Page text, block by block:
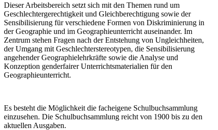
Dieser Arbeitsbereich setzt sich mit den Themen rund um
Geschlechtergerechtigkeit und Gleichberechtigung sowie der
Sensibilisierung für verschiedene Formen von Diskriminierung in
der Geographie und im Geographieunterricht auseinander. Im
Zentrum stehen Fragen nach der Entstehung von Ungleichheiten,
der Umgang mit Geschlechterstereotypen, die Sensibilisierung
angehender Geographielehrkräfte sowie die Analyse und
Konzeption genderfairer Unterrichtsmaterialien für den
Geographieunterricht.
Es besteht die Möglichkeit die facheigene Schulbuchsammlung
einzusehen. Die Schulbuchsammlung reicht von 1900 bis zu den
aktuellen Ausgaben.